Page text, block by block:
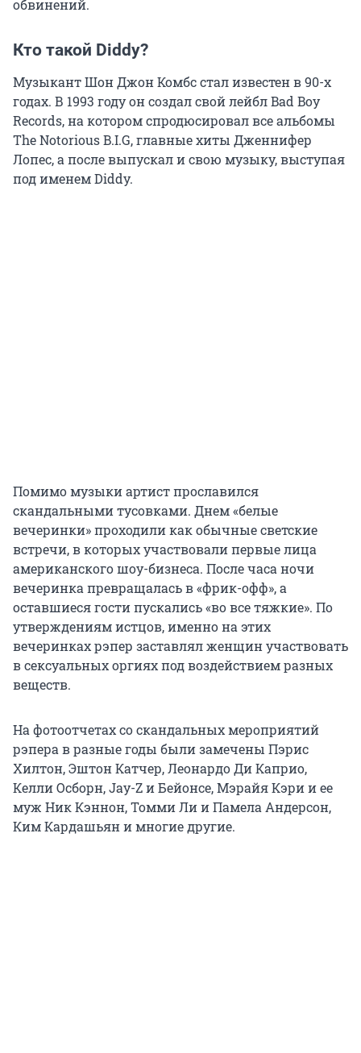
обвинений.
Кто такой Diddy?
Музыкант Шон Джон Комбс стал известен в 90-х
годах. В 1993 году он создал свой лейбл Bad Boy
Records, на котором спродюсировал все альбомы
The Notorious B.I.G, главные хиты Дженнифер
Лопес, а после выпускал и свою музыку, выступая
под именем Diddy.
Помимо музыки артист прославился
скандальными тусовками. Днем «белые
вечеринки» проходили как обычные светские
встречи, в которых участвовали первые лица
американского шоу-бизнеса. После часа ночи
вечеринка превращалась в «фрик-офф», а
оставшиеся гости пускались «во все тяжкие». По
утверждениям истцов, именно на этих
вечеринках рэпер заставлял женщин участвовать
в сексуальных оргиях под воздействием разных
веществ.
На фотоотчетах со скандальных мероприятий
рэпера в разные годы были замечены Пэрис
Хилтон, Эштон Катчер, Леонардо Ди Каприо,
Келли Осборн, Jay-Z и Бейонсе, Мэрайя Кэри и ее
муж Ник Кэннон, Томми Ли и Памела Андерсон,
Ким Кардашьян и многие другие.